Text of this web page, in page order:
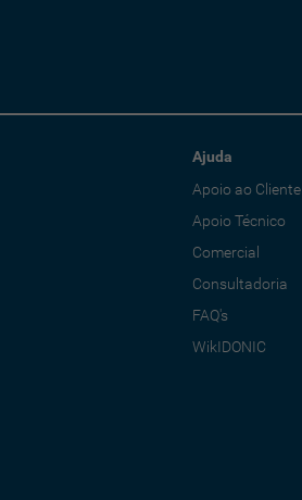
Ajuda
Apoio ao Cliente
Apoio Técnico
Comercial
Consultadoria
FAQ's
WikIDONIC